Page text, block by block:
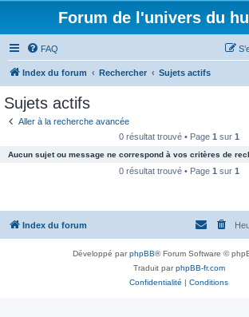
Forum de l'univers du
FAQ
Index du forum Rechercher Sujets actifs
Sujets actifs
Aller à la recherche avancée
0 résultat trouvé • Page 1 sur 1
Aucun sujet ou message ne correspond à vos critères de
0 résultat trouvé • Page 1 sur 1
Index du forum
Développé parphpBB® Forum Software ©
Traduit parphpBB-fr.com
Confidentialité | Conditions